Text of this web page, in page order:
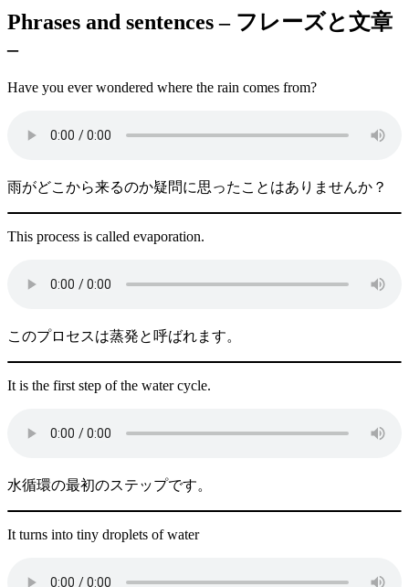
Phrases and sentences – フレーズと文章
–
Have you ever wondered where the rain comes from?
雨がどこから来るのか疑問に思ったことはありませんか？
This process is called evaporation.
このプロセスは蒸発と呼ばれます。
It is the first step of the water cycle.
水循環の最初のステップです。
It turns into tiny droplets of water